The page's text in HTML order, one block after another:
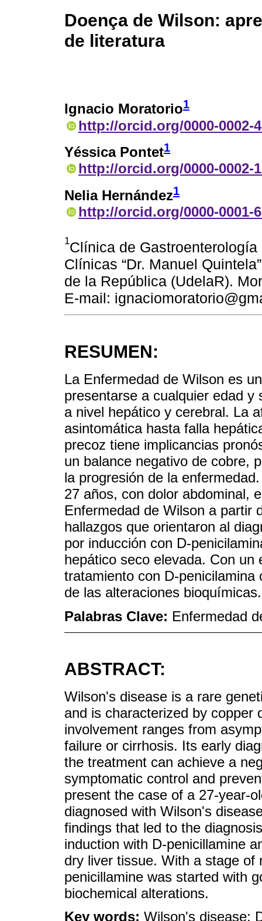
Doença de Wilson:
de literatura
Ignacio Moratorio1
http://orcid.org/0000-0002-
Yéssica Pontet1
http://orcid.org/0000-0002-
Nelia Hernández1
http://orcid.org/0000-0001-
1Clínica de
Clínicas “Dr. Manuel
de la República (UdelaR).
E-mail:
RESUMEN:
La Enfermedad de Wilson es
presentarse a cualquier edad
a nivel hepático y cerebral. La
asintomática hasta falla
precoz tiene implicancias
un balance negativo de cobre,
la progresión de la
27 años, con dolor abdominal,
Enfermedad de Wilson a partir
hallazgos que orientaron al
por inducción con D-
hepático seco elevada. Con
tratamiento con D-
de las alteraciones bioquímicas.
Palabras Clave: Enfermedad
ABSTRACT:
Wilson's disease is a rare
and is characterized by copper
involvement ranges from
failure or cirrhosis. Its early
the treatment can achieve a
symptomatic control and
present the case of a 27-year-
diagnosed with Wilson's
findings that led to the
induction with D-penicillamine
dry liver tissue. With a stage
penicillamine was started with
biochemical alterations.
Key words: Wilson's disease;